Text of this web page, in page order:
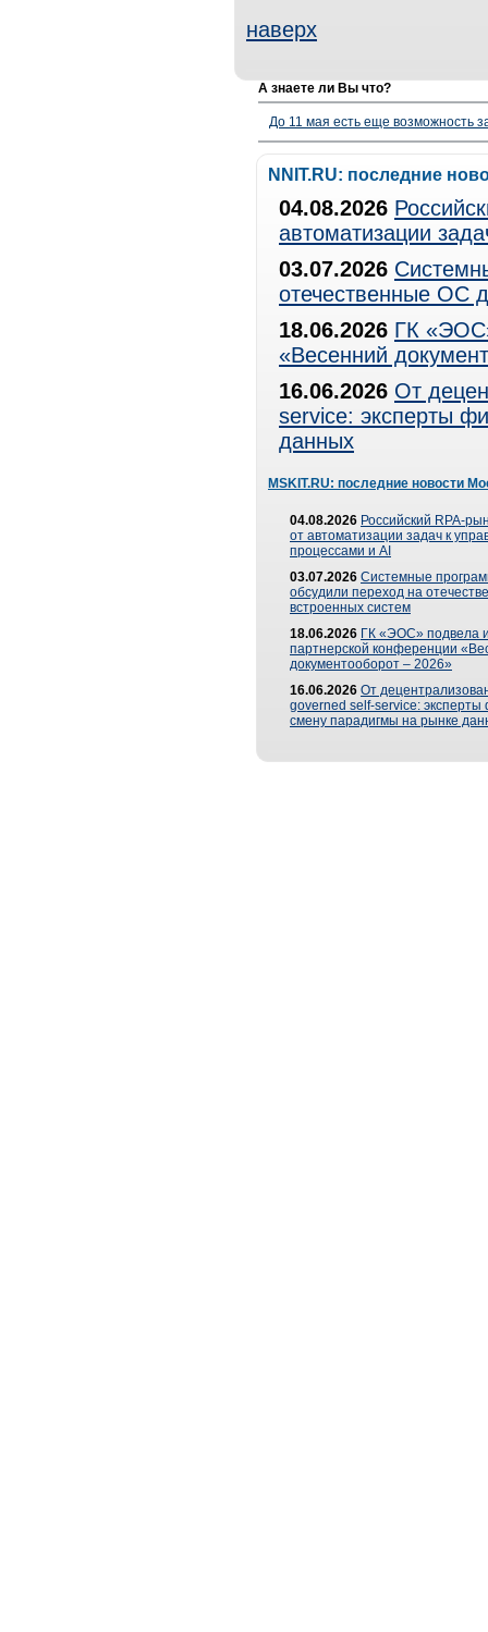
наверх
А знаете ли Вы что?
До 11 мая есть еще возможность
NNIT.RU: последние
04.08.2026
автоматизации
03.07.2026
отечественные ОС
18.06.2026 ГК
«Весенний
16.06.2026 От
service: эксперты
данных
MSKIT.RU: последние новости
04.08.2026 Российский RPA-
от автоматизации задач к
процессами и AI
03.07.2026 Системные
обсудили переход на
встроенных систем
18.06.2026 ГК «ЭОС» подвела
партнерской конференции
документооборот – 2026»
16.06.2026 От
governed self-service: эксперты
смену парадигмы на рынке